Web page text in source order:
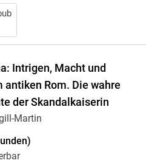
Intrigen, Macht und
antiken Rom. Die wahre
der Skandalkaiserin
Martin